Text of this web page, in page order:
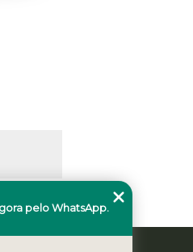
sem a
pelo WhatsApp.